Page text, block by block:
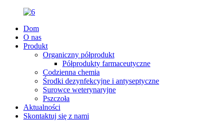
Dom
O nas
Produkt
Organiczny półprodukt
Półprodukty farmaceutyczne
Codzienna chemia
Środki dezynfekcyjne i antyseptyczne
Surowce weterynaryjne
Pszczoła
Aktualności
Skontaktuj się z nami